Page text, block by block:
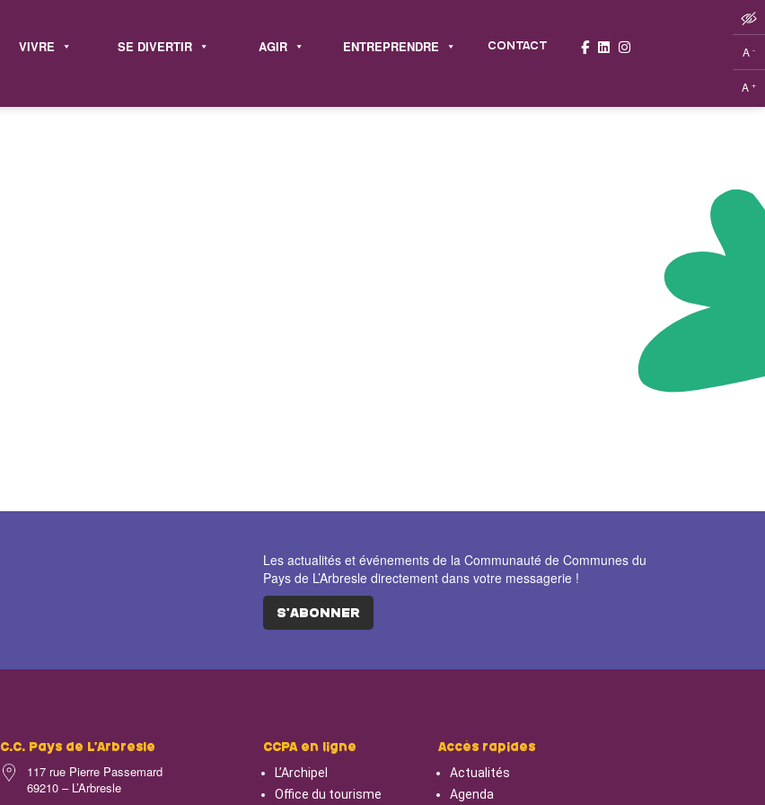
VIVRE SE DIVERTIR AGIR ENTREPRENDRE CONTACT A -
A +
Les actualités et événements de la Communauté de Communes du
Pays de L’Arbresle directement dans votre messagerie !
S'ABONNER
C.C. Pays de L’Arbresle
117 rue Pierre Passemard
69210 – L’Arbresle
CCPA en ligne
L’Archipel
Office du tourisme
Accès rapides
Actualités
Agenda